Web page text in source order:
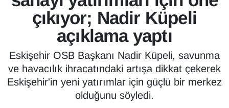
çıkıyor; Nadir Küpeli
açıklama yaptı
Eskişehir OSB Başkanı Nadir Küpeli, savunma
ve havacılık ihracatındaki artışa dikkat çekerek
Eskişehir'in yeni yatırımlar için güçlü bir merkez
olduğunu söyledi.
Haber Arşivi